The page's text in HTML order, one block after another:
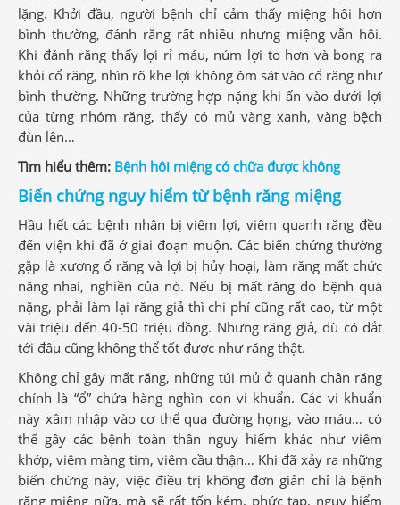
lặng. Khởi đầu, người bệnh chỉ cảm thấy miệng hôi hơn
bình thường, đánh răng rất nhiều nhưng miệng vẫn hôi.
Khi đánh răng thấy lợi rỉ máu, núm lợi to hơn và bong ra
khỏi cổ răng, nhìn rõ khe lợi không ôm sát vào cổ răng như
bình thường. Những trường hợp nặng khi ấn vào dưới lợi
của từng nhóm răng, thấy có mủ vàng xanh, vàng bệch
đùn lên…
Tìm hiểu thêm: Bệnh hôi miệng có chữa được không
Biến chứng nguy hiểm từ bệnh răng miệng
Hầu hết các bệnh nhân bị viêm lợi, viêm quanh răng đều
đến viện khi đã ở giai đoạn muộn. Các biến chứng thường
gặp là xương ổ răng và lợi bị hủy hoại, làm răng mất chức
năng nhai, nghiền của nó. Nếu bị mất răng do bệnh quá
nặng, phải làm lại răng giả thì chi phí cũng rất cao, từ một
vài triệu đến 40-50 triệu đồng. Nhưng răng giả, dù có đắt
tới đâu cũng không thể tốt được như răng thật.
Không chỉ gây mất răng, những túi mủ ở quanh chân răng
chính là “ổ” chứa hàng nghìn con vi khuẩn. Các vi khuẩn
này xâm nhập vào cơ thể qua đường họng, vào máu… có
thể gây các bệnh toàn thân nguy hiểm khác như viêm
khớp, viêm màng tim, viêm cầu thận… Khi đã xảy ra những
biến chứng này, việc điều trị không đơn giản chỉ là bệnh
răng miệng nữa, mà sẽ rất tốn kém, phức tạp, nguy hiểm